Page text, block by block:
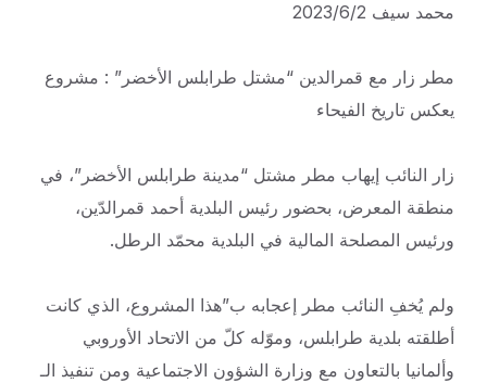
محمد سيف 2023/6/2
مطر زار مع قمرالدين “مشتل طرابلس الأخضر” : مشروع
يعكس تاريخ الفيحاء
زار النائب إيهاب مطر مشتل “مدينة طرابلس الأخضر”، في
منطقة المعرض، بحضور رئيس البلدية أحمد قمرالدّين،
ورئيس المصلحة المالية في البلدية محمّد الرطل.
ولم يُخفِ النائب مطر إعجابه ب”هذا المشروع، الذي كانت
أطلقته بلدية طرابلس، وموّله كلّ من الاتحاد الأوروبي
وألمانيا بالتعاون مع وزارة الشؤون الاجتماعية ومن تنفيذ الـ